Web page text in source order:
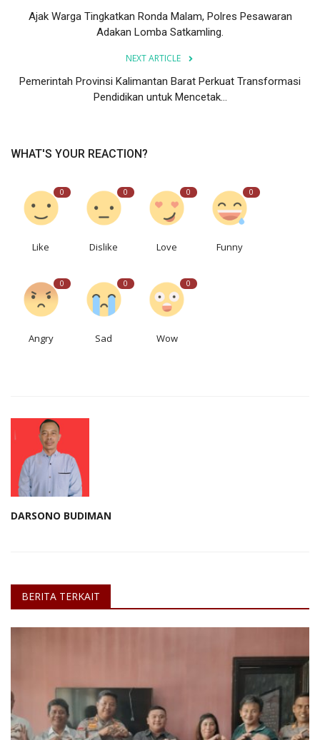
Ajak Warga Tingkatkan Ronda Malam, Polres Pesawaran
Adakan Lomba Satkamling.
NEXT ARTICLE
Pemerintah Provinsi Kalimantan Barat Perkuat Transformasi
Pendidikan untuk Mencetak...
WHAT'S YOUR REACTION?
0
Like
0
Dislike
0
Love
0
Funny
0
Angry
0
Sad
0
Wow
DARSONO BUDIMAN
BERITA TERKAIT